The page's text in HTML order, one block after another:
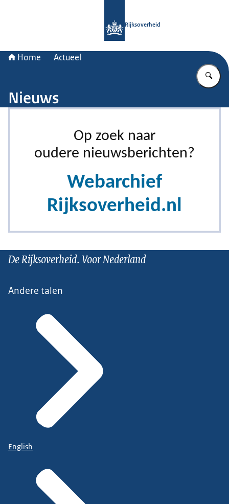
Rijksoverheid
Home Actueel
Nieuws
De Rijksoverheid. Voor Nederland
Andere talen
English